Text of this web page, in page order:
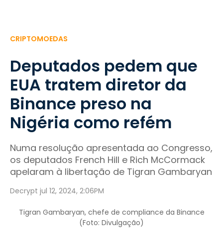
CRIPTOMOEDAS
Deputados pedem que
EUA tratem diretor da
Binance preso na
Nigéria como refém
Numa resolução apresentada ao Congresso,
os deputados French Hill e Rich McCormack
apelaram à libertação de Tigran Gambaryan
Decrypt jul 12, 2024, 2:06PM
Tigran Gambaryan, chefe de compliance da Binance
(Foto: Divulgação)